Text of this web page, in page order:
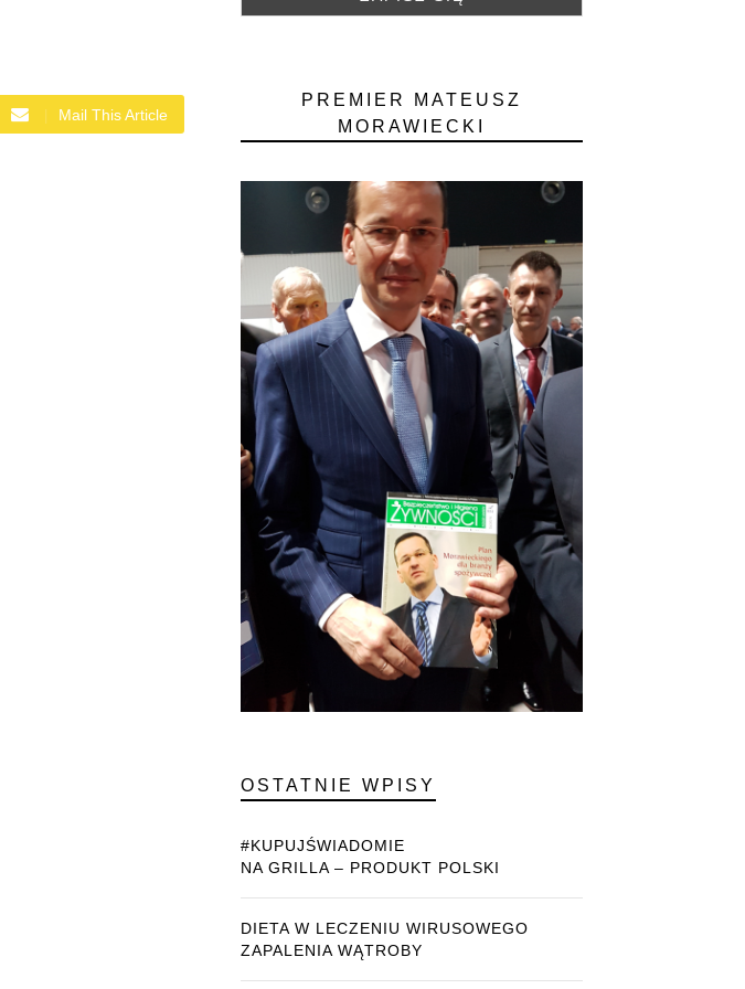
Mail This Article
PREMIER MATEUSZ
MORAWIECKI
OSTATNIE WPISY
#KUPUJŚWIADOMIE
NA GRILLA – PRODUKT POLSKI
DIETA W LECZENIU WIRUSOWEGO
ZAPALENIA WĄTROBY